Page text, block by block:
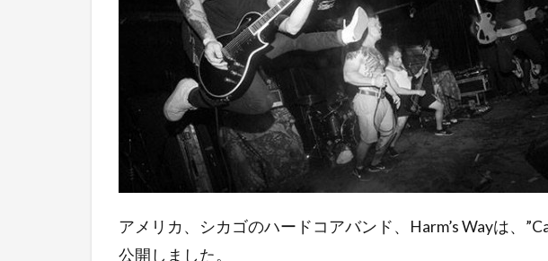
アメリカ、シカゴのハードコアバンド、Harm’s Wayは、
公開しました。